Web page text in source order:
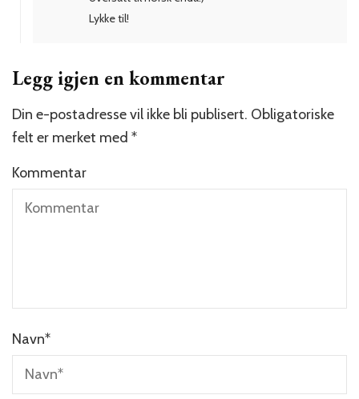
Lykke til!
Legg igjen en kommentar
Din e-postadresse vil ikke bli publisert. Obligatoriske
felt er merket med *
Kommentar
Navn*